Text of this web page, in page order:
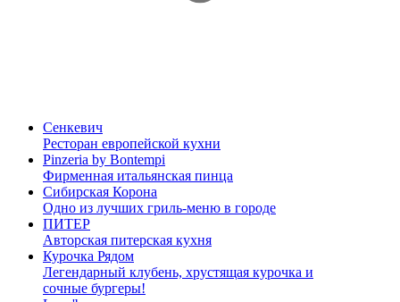
Сенкевич
Ресторан европейской кухни
Pinzeria by Bontempi
Фирменная итальянская пинца
Сибирская Корона
Одно из лучших гриль-меню в городе
ПИТЕР
Авторская питерская кухня
Курочка Рядом
Легендарный клубень, хрустящая курочка и
сочные бургеры!